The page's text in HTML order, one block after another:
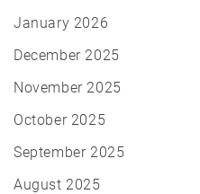
January 2026
December 2025
November 2025
October 2025
September 2025
August 2025